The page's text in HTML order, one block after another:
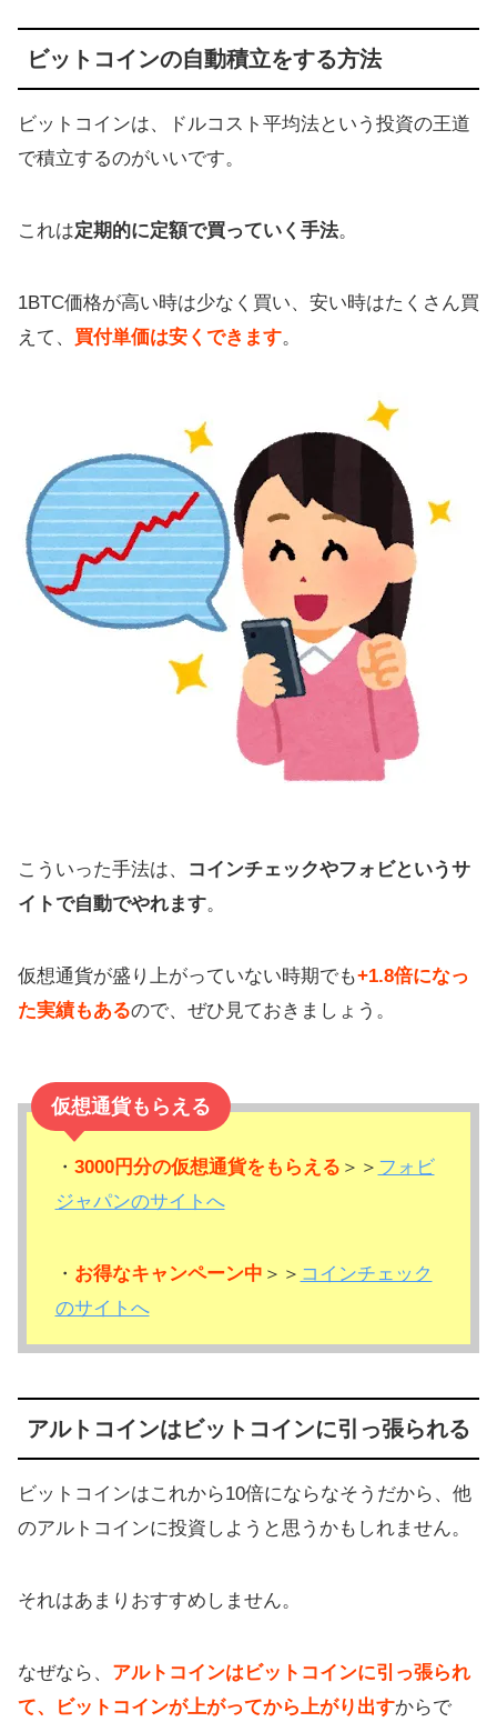
ビットコインの自動積立をする方法
ビットコインは、ドルコスト平均法という投資の王道
で積立するのがいいです。
これは定期的に定額で買っていく手法。
1BTC価格が高い時は少なく買い、安い時はたくさん買
えて、 買付単価は安くできます。
こういった手法は、
コインチェックやフォビというサ
イトで自動でやれます。
仮想通貨が盛り上がっていない時期でも+1.8倍になっ
た実績もあるので、ぜひ見ておきましょう。
仮想通貨もらえる
・ 3000円分の仮想通貨をもらえる ＞＞ フォビ
ジャパンのサイトへ
・ お得なキャンペーン中 ＞＞ コインチェック
のサイトへ
アルトコインはビットコインに引っ張られる
ビットコインはこれから10倍にならなそうだから、他
のアルトコインに投資しようと思うかもしれません。
それはあまりおすすめしません。
なぜなら、 アルトコインはビットコインに引っ張られ
て、ビットコインが上がってから上がり出すからで